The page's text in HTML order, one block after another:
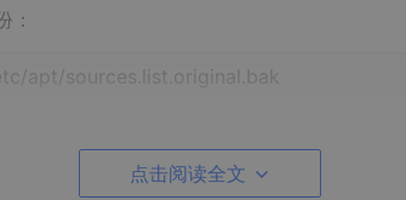
：
apt/sources.list.original.bak
点击阅读全文